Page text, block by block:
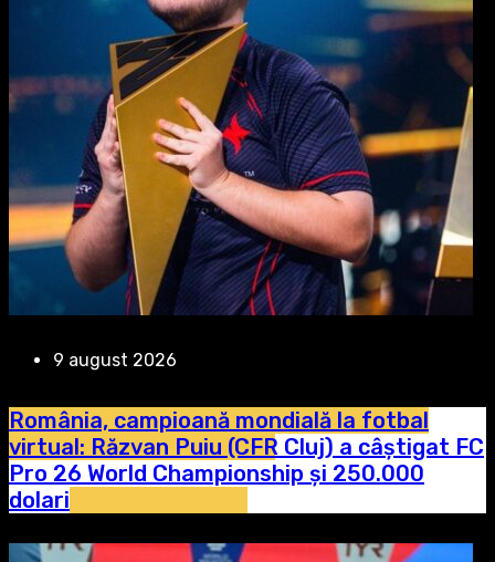
9 august 2026
România, campioană mondială la fotbal
virtual: Răzvan Puiu (CFR Cluj) a câștigat FC
Pro 26 World Championship și 250.000
dolari